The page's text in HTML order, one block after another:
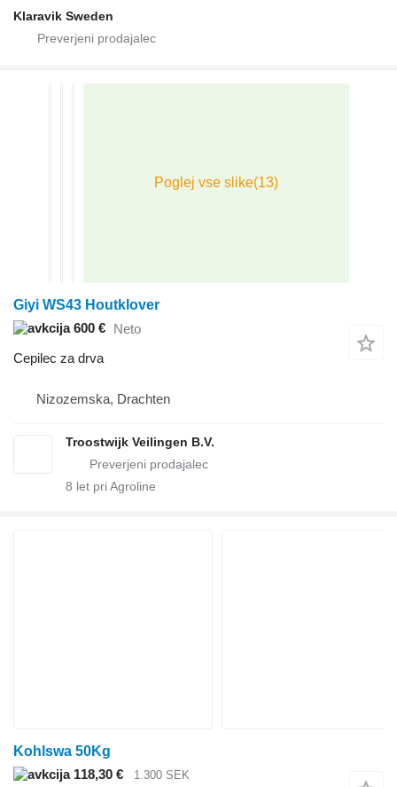
Klaravik Sweden
Giyi WS43 Houtklover
600 € Neto
Cepilec za drva
Nizozemska, Drachten
Troostwijk Veilingen B.V.
8 let pri Agroline
Kohlswa 50Kg
118,30 €
1.300 SEK